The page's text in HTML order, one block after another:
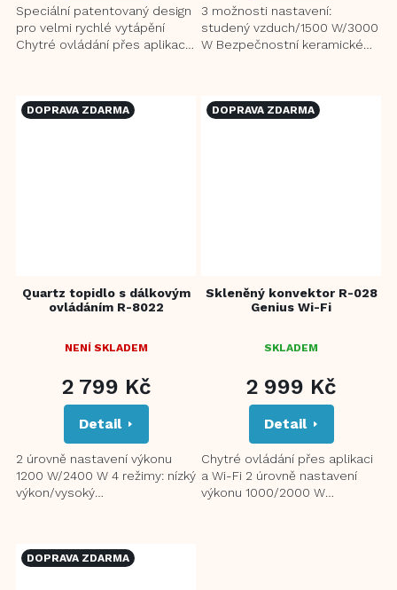
5
HVĚZDIČEK.
Speciální patentovaný design
pro velmi rychlé vytápění
Chytré ovládání přes aplikaci
3 možnosti nastavení:
studený vzduch/1500 W/3000
W Bezpečnostní keramické
DOPRAVA ZDARMA
Quartz topidlo s dálkovým
ovládáním R-8022
NENÍ SKLADEM
2 799 Kč
Detail
2 úrovně nastavení výkonu
1200 W/2400 W 4 režimy: nízký
výkon/vysoký
DOPRAVA ZDARMA
Skleněný konvektor R-028
Genius Wi-Fi
SKLADEM
2 999 Kč
Detail
Chytré ovládání přes aplikaci
a Wi-Fi 2 úrovně nastavení
výkonu 1000/2000 W
DOPRAVA ZDARMA